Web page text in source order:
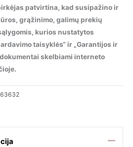
patvirtina, kad susipažino ir
grąžinimo, galimų prekių
kurios nustatytos
taisyklės“ ir „Garantijos ir
skelbiami interneto